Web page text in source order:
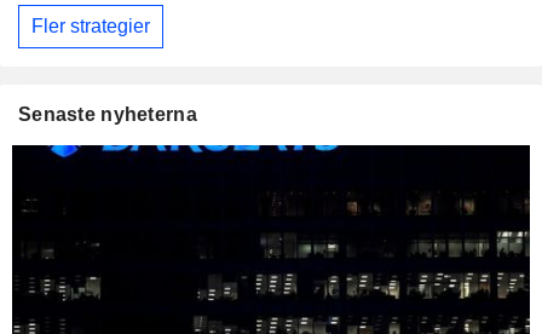
Fler strategier
Senaste nyheterna